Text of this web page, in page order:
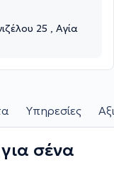
25 , Αγία
Υπηρεσίες
σένα